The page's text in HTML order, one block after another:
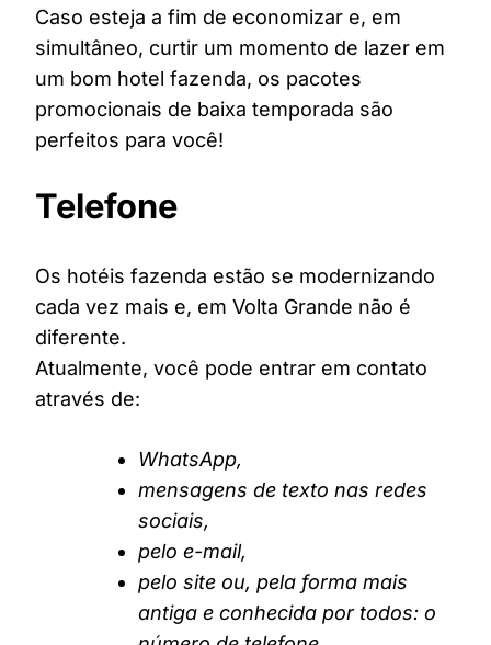
Caso esteja a fim de economizar e, em
simultâneo, curtir um momento de lazer em
um bom hotel fazenda, os pacotes
promocionais de baixa temporada são
perfeitos para você!
Telefone
Os hotéis fazenda estão se modernizando
cada vez mais e, em Volta Grande não é
diferente.
Atualmente, você pode entrar em contato
através de:
WhatsApp,
mensagens de texto nas redes
sociais,
pelo e-mail,
pelo site ou, pela forma mais
antiga e conhecida por todos: o